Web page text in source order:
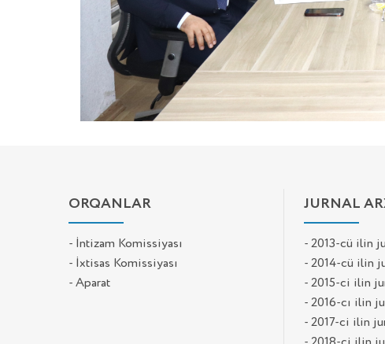
ORQANLAR
- İntizam Komissiyası
- İxtisas Komissiyası
- Aparat
JURNAL
- 2013-cü ilin
- 2014-cü ilin
- 2015-ci ilin
- 2016-cı ilin
- 2017-ci ilin